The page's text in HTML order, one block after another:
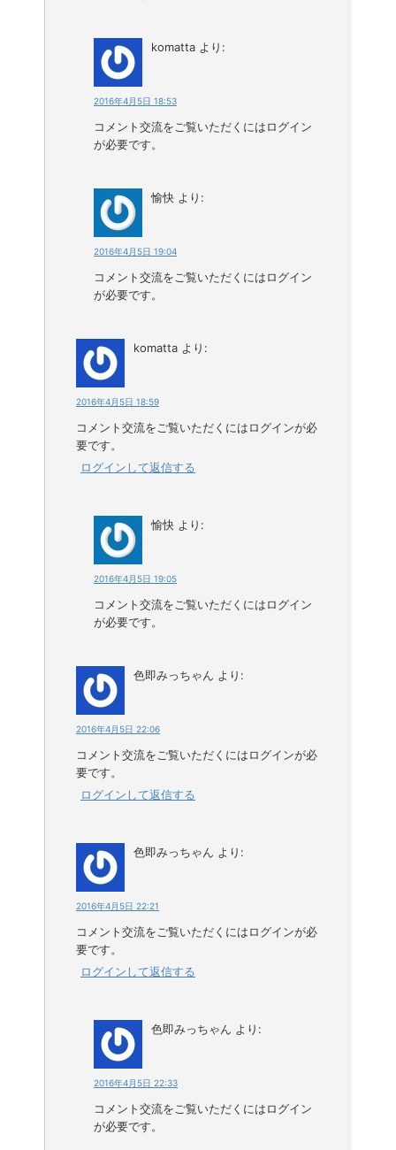
komatta より:
2016年4月5日 18:53
コメント交流をご覧いただくにはログイン
が必要です。
愉快 より:
2016年4月5日 19:04
コメント交流をご覧いただくにはログイン
が必要です。
komatta より:
2016年4月5日 18:59
コメント交流をご覧いただくにはログインが必
要です。
ログインして返信する
愉快 より:
2016年4月5日 19:05
コメント交流をご覧いただくにはログイン
が必要です。
色即みっちゃん より:
2016年4月5日 22:06
コメント交流をご覧いただくにはログインが必
要です。
ログインして返信する
色即みっちゃん より:
2016年4月5日 22:21
コメント交流をご覧いただくにはログインが必
要です。
ログインして返信する
色即みっちゃん より:
2016年4月5日 22:33
コメント交流をご覧いただくにはログイン
が必要です。